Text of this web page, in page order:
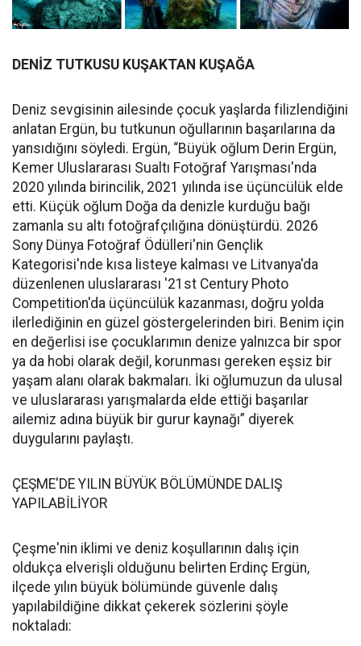
DENİZ TUTKUSU KUŞAKTAN KUŞAĞA
Deniz sevgisinin ailesinde çocuk yaşlarda filizlendiğini
anlatan Ergün, bu tutkunun oğullarının başarılarına da
yansıdığını söyledi. Ergün, “Büyük oğlum Derin Ergün,
Kemer Uluslararası Sualtı Fotoğraf Yarışması'nda
2020 yılında birincilik, 2021 yılında ise üçüncülük elde
etti. Küçük oğlum Doğa da denizle kurduğu bağı
zamanla su altı fotoğrafçılığına dönüştürdü. 2026
Sony Dünya Fotoğraf Ödülleri'nin Gençlik
Kategorisi'nde kısa listeye kalması ve Litvanya'da
düzenlenen uluslararası '21st Century Photo
Competition'da üçüncülük kazanması, doğru yolda
ilerlediğinin en güzel göstergelerinden biri. Benim için
en değerlisi ise çocuklarımın denize yalnızca bir spor
ya da hobi olarak değil, korunması gereken eşsiz bir
yaşam alanı olarak bakmaları. İki oğlumuzun da ulusal
ve uluslararası yarışmalarda elde ettiği başarılar
ailemiz adına büyük bir gurur kaynağı” diyerek
duygularını paylaştı.
ÇEŞME'DE YILIN BÜYÜK BÖLÜMÜNDE DALIŞ
YAPILABİLİYOR
Çeşme'nin iklimi ve deniz koşullarının dalış için
oldukça elverişli olduğunu belirten Erdinç Ergün,
ilçede yılın büyük bölümünde güvenle dalış
yapılabildiğine dikkat çekerek sözlerini şöyle
noktaladı: